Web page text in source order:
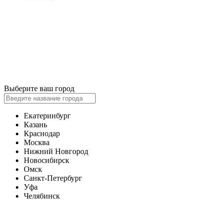
Выберите ваш город
Екатеринбург
Казань
Краснодар
Москва
Нижний Новгород
Новосибирск
Омск
Санкт-Петербург
Уфа
Челябинск